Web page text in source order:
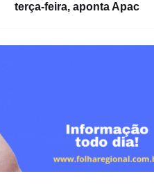
terça-feira, aponta Apac